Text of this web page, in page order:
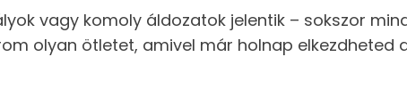
vagy komoly áldozatok jelentik – sokszor
olyan ötletet, amivel már holnap elkezdheted